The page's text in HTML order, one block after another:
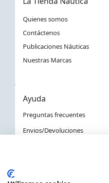
Quienes somos
Contáctenos
Publicaciones Náuticas
Nuestras Marcas
Ayuda
Preguntas frecuentes
Envios/Devoluciones